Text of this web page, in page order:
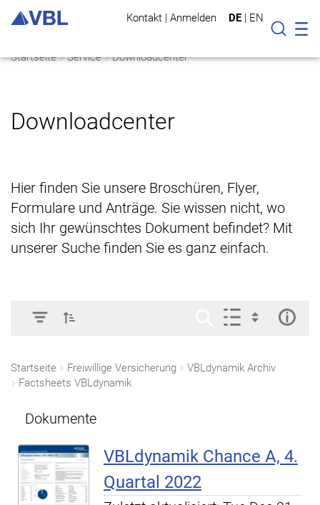
Kontakt | Anmelden DE | EN
Suche
Startseite Service Downloadcenter
Downloadcenter
Hier finden Sie unsere Broschüren, Flyer,
Formulare und Anträge. Sie wissen nicht, wo
sich Ihr gewünschtes Dokument befindet? Mit
unserer Suche finden Sie es ganz einfach.
Startseite Freiwillige Versicherung
VBLdynamik Archiv
Factsheets VBLdynamik
Dokumente
VBLdynamik Chance A, 4.
Quartal 2022